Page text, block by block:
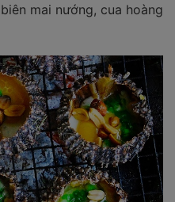
mai nướng, cua hoàng